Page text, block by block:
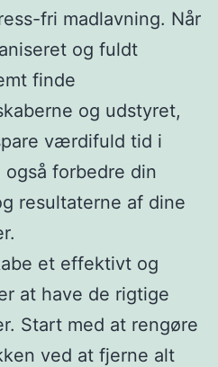
fri madlavning. Når
og fuldt
finde
og udstyret,
værdifuld tid i
forbedre din
resultaterne af dine
et effektivt og
at have de rigtige
Start med at rengøre
ved at fjerne alt